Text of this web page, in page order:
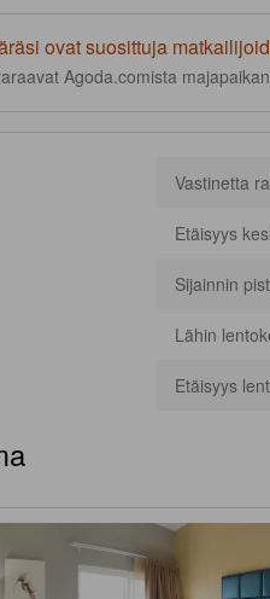
ovat suosittuja
Agoda.comista
Vastinetta
Etäisyys
Sijainnin
Lähin
Etäisyys